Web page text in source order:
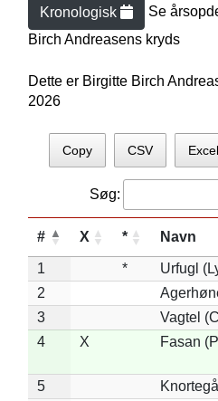
Kronologisk Se
Birch Andreasens kryds
Dette er Birgitte Birch
2026
Copy CSV Excel
Søg:
# X * Navn
1 *
Urfugl
2
3
Vagtel
4
X Fasan
5